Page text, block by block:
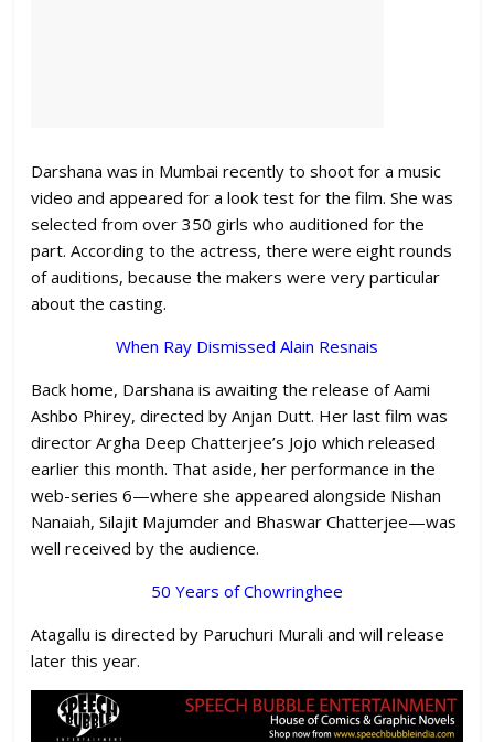
Darshana was in Mumbai recently to shoot for a music
video and appeared for a look test for the film. She was
selected from over 350 girls who auditioned for the
part. According to the actress, there were eight rounds
of auditions, because the makers were very particular
about the casting.
When Ray Dismissed Alain Resnais
Back home, Darshana is awaiting the release of Aami
Ashbo Phirey, directed by Anjan Dutt. Her last film was
director Argha Deep Chatterjee’s Jojo which released
earlier this month. That aside, her performance in the
web-series 6—where she appeared alongside Nishan
Nanaiah, Silajit Majumder and Bhaswar Chatterjee—was
well received by the audience.
50 Years of Chowringhee
Atagallu is directed by Paruchuri Murali and will release
later this year.